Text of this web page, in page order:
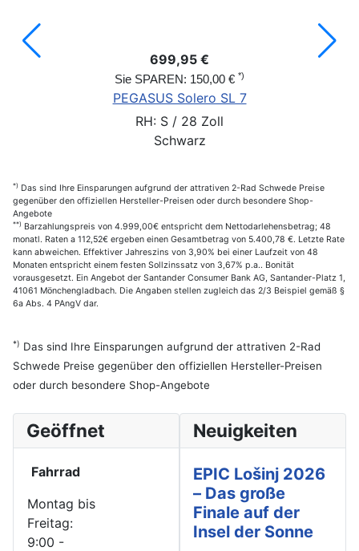
699,95 €
Sie SPAREN: 150,00 € *)
PEGASUS Solero SL 7
RH: S / 28 Zoll
Schwarz
*) Das sind Ihre Einsparungen aufgrund der attrativen 2-Rad Schwede Preise
gegenüber den offiziellen Hersteller-Preisen oder durch besondere Shop-
Angebote
**) Barzahlungspreis von 4.999,00€ entspricht dem Nettodarlehensbetrag; 48
monatl. Raten a 112,52€ ergeben einen Gesamtbetrag von 5.400,78 €. Letzte Rate
kann abweichen. Effektiver Jahreszins von 3,90% bei einer Laufzeit von 48
Monaten entspricht einem festen Sollzinssatz von 3,67% p.a.. Bonität
vorausgesetzt. Ein Angebot der Santander Consumer Bank AG, Santander-Platz 1,
41061 Mönchengladbach. Die Angaben stellen zugleich das 2/3 Beispiel gemäß §
6a Abs. 4 PAngV dar.
*) Das sind Ihre Einsparungen aufgrund der attrativen 2-Rad
Schwede Preise gegenüber den offiziellen Hersteller-Preisen
oder durch besondere Shop-Angebote
Geöffnet
Fahrrad
Montag bis
Freitag:
9:00 -
Neuigkeiten
EPIC Lošinj 2026
– Das große
Finale auf der
Insel der Sonne